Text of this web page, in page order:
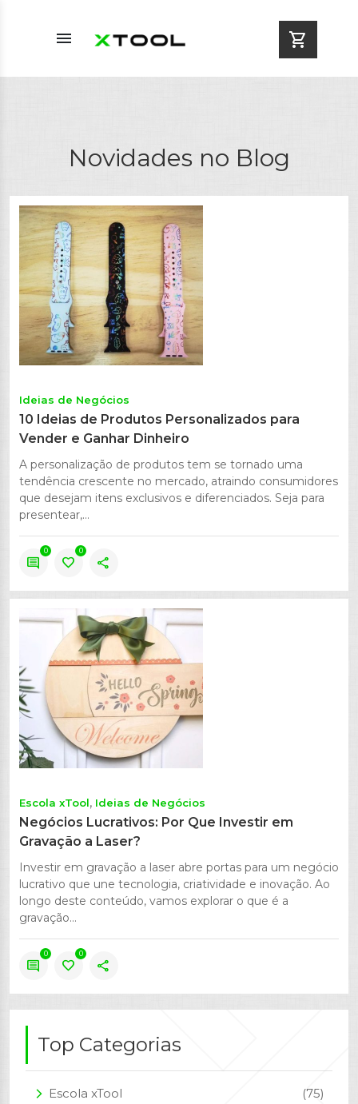
menu shopping_cart
Novidades no Blog
Ideias de Negócios
10 Ideias de Produtos Personalizados para
Vender e Ganhar Dinheiro
A personalização de produtos tem se tornado uma
tendência crescente no mercado, atraindo consumidores
que desejam itens exclusivos e diferenciados. Seja para
presentear,...
comment
0
favorite
0
share
Escola xTool Ideias de Negócios
Negócios Lucrativos: Por Que Investir em
Gravação a Laser?
Investir em gravação a laser abre portas para um negócio
lucrativo que une tecnologia, criatividade e inovação. Ao
longo deste conteúdo, vamos explorar o que é a
gravação...
comment
0
favorite
0
share
Top Categorias
arrow_forward_ios Escola xTool (75)